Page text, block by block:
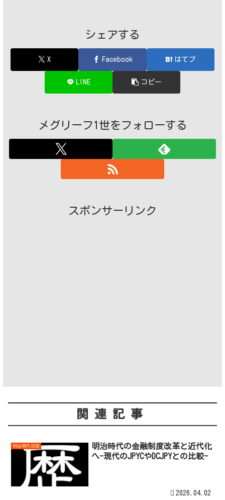
シェアする
X Facebook はてブ
LINE コピー
メグリーフ1世をフォローする
スポンサーリンク
関連記事
明治時代初期
明治時代の金融制度改革と近代化
へ-現代のJPYCやDCJPYとの比較-
2026.04.02